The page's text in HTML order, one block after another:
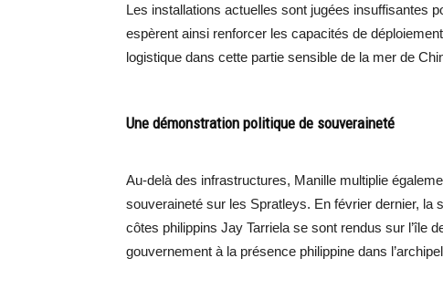
Les installations actuelles sont jugées insuffisantes
espèrent ainsi renforcer les capacités de
logistique dans cette partie sensible de la mer de
Une démonstration politique de souveraineté
Au-delà des infrastructures, Manille multiplie
souveraineté sur les Spratleys. En février dernier, la
côtes philippins Jay Tarriela se sont rendus sur l’île
gouvernement à la présence philippine dans